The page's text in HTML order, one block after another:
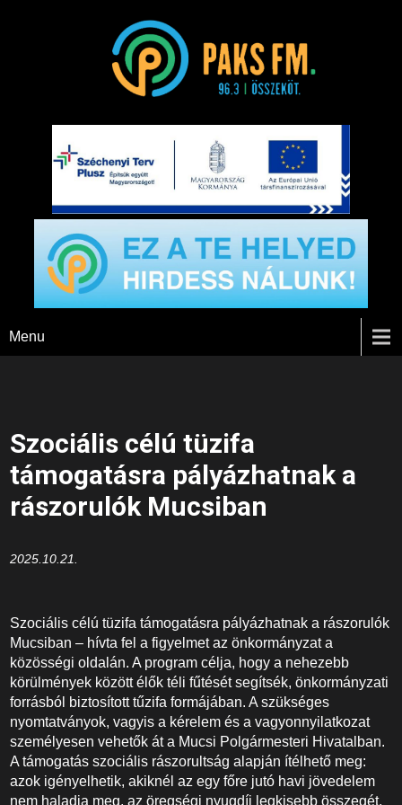
Paks FM
Menu
Szociális célú tüzifa
támogatásra pályázhatnak a
rászorulók Mucsiban
2025.10.21.
Szociális célú tüzifa támogatásra pályázhatnak a rászorulók
Mucsiban – hívta fel a figyelmet az önkormányzat a
közösségi oldalán. A program célja, hogy a nehezebb
körülmények között élők téli fűtését segítsék, önkormányzati
forrásból biztosított tűzifa formájában. A szükséges
nyomtatványok, vagyis a kérelem és a vagyonnyilatkozat
személyesen vehetők át a Mucsi Polgármesteri Hivatalban.
A támogatás szociális rászorultság alapján ítélhető meg:
azok igényelhetik, akiknél az egy főre jutó havi jövedelem
nem haladja meg, az öregségi nyugdíj legkisebb összegét,